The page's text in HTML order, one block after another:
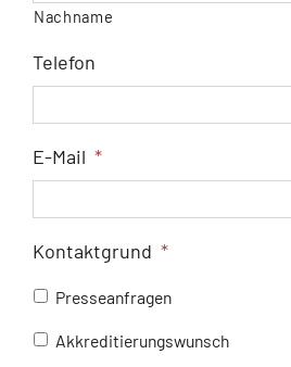
Nachname
Telefon
E-Mail *
Kontaktgrund *
Presseanfragen
Akkreditierungswunsch